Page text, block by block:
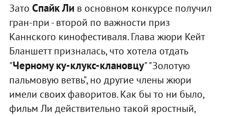
Зато Спайк Лив основном конкурсе получил
гран-при - второй по важности приз
Каннского кинофестиваля. Глава жюри Кейт
Бланшетт призналась, что хотела отдать
"Черному ку-клукс-клановцу" "Золотую
пальмовую ветвь", но другие члены жюри
имели своих фаворитов. Как бы то ни было,
фильм Ли действительно такой яростный,